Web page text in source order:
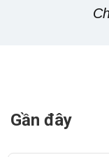
Gần đây